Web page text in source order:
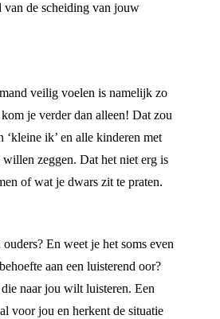
van de scheiding van jouw
veilig voelen is namelijk zo
je verder dan alleen! Dat zou
‘kleine ik’ en alle kinderen met
willen zeggen. Dat het niet erg is
of wat je dwars zit te praten.
En weet je het soms even
aan een luisterend oor?
naar jou wilt luisteren. Een
voor jou en herkent de situatie